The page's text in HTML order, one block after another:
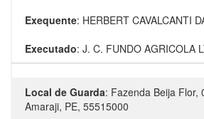
Exequente: HERBERT CAVALCANTI
Executado: J. C. FUNDO AGRICOLA
Local de Guarda: Fazenda Beija Flor,
Amaraji, PE, 55515000